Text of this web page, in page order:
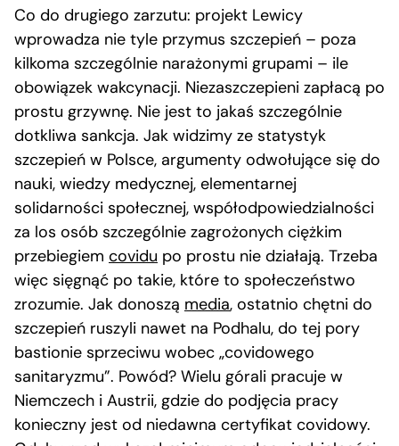
Co do drugiego zarzutu: projekt Lewicy
wprowadza nie tyle przymus szczepień – poza
kilkoma szczególnie narażonymi grupami – ile
obowiązek wakcynacji. Niezaszczepieni zapłacą po
prostu grzywnę. Nie jest to jakaś szczególnie
dotkliwa sankcja. Jak widzimy ze statystyk
szczepień w Polsce, argumenty odwołujące się do
nauki, wiedzy medycznej, elementarnej
solidarności społecznej, współodpowiedzialności
za los osób szczególnie zagrożonych ciężkim
przebiegiem covidu po prostu nie działają. Trzeba
więc sięgnąć po takie, które to społeczeństwo
zrozumie. Jak donoszą media, ostatnio chętni do
szczepień ruszyli nawet na Podhalu, do tej pory
bastionie sprzeciwu wobec „covidowego
sanitaryzmu”. Powód? Wielu górali pracuje w
Niemczech i Austrii, gdzie do podjęcia pracy
konieczny jest od niedawna certyfikat covidowy.